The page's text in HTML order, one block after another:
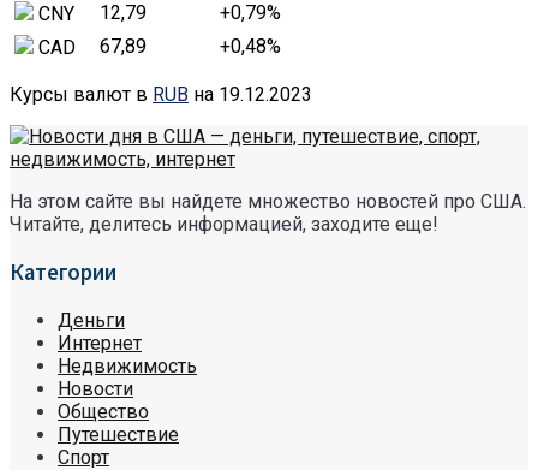
CNY
12,79 +0,79%
CAD
67,89 +0,48%
Курсы валют в RUB на 19.12.2023
На этом сайте вы найдете множество новостей про США.
Читайте, делитесь информацией, заходите еще!
Категории
Деньги
Интернет
Недвижимость
Новости
Общество
Путешествие
Спорт